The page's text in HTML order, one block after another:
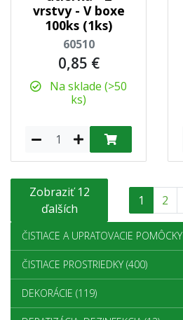
vrstvy - V boxe
100ks (1ks)
60510
0,85 €
Na sklade (>50
ks)
Zobraziť 12
ďalších
1 2
ČISTIACE A UPRATOVACIE POMÔCKY
ČISTIACE PROSTRIEDKY (400)
DEKORÁCIE (119)